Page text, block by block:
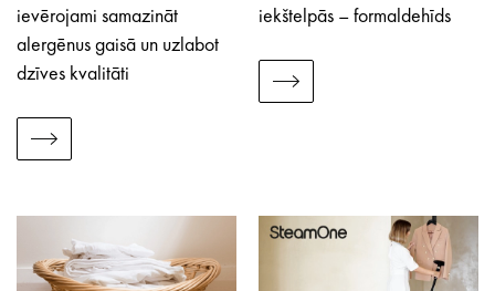
ievērojami samazināt
alergēnus gaisā un uzlabot
dzīves kvalitāti
iekštelpās – formaldehīds